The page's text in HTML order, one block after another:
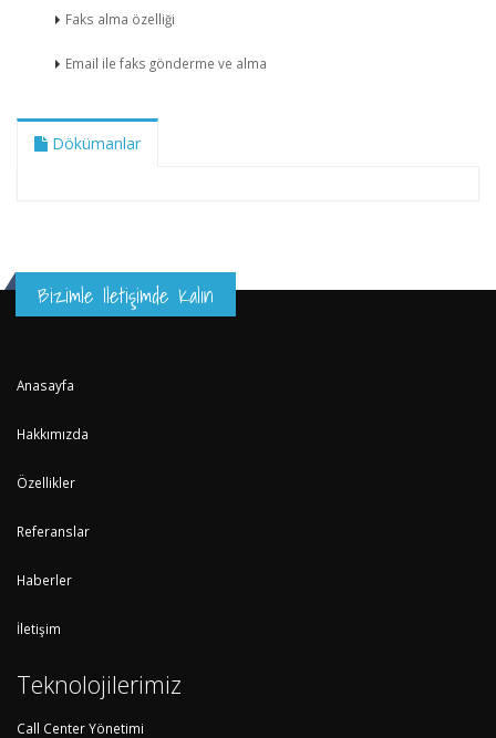
Faks alma özelliği
Email ile faks gönderme ve alma
Dökümanlar
Bizimle Iletişimde Kalın
Anasayfa
Hakkımızda
Özellikler
Referanslar
Haberler
İletişim
Teknolojilerimiz
Call Center Yönetimi